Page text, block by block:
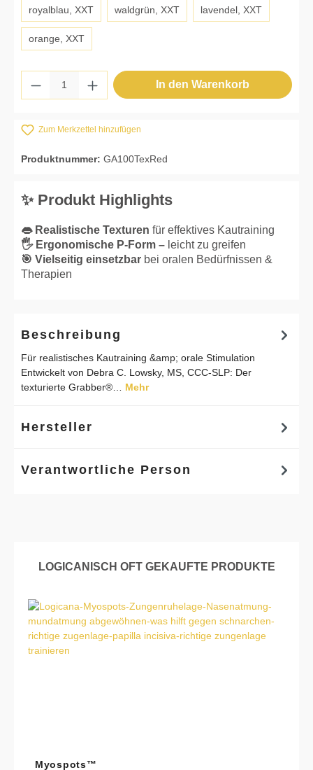
royalblau, XXT waldgrün, XXT lavendel, XXT
orange, XXT
Produkt Anzahl: Gib den gewünschten
In den Warenkorb
Zum Merkzettel hinzufügen
Produktnummer: GA100TexRed
✨ Produkt Highlights
👄 Realistische Texturen für effektives Kautraining
🖐 Ergonomische P-Form – leicht zu greifen
🎯 Vielseitig einsetzbar bei oralen Bedürfnissen &
Therapien
Beschreibung
Für realistisches Kautraining &amp; orale Stimulation
Entwickelt von Debra C. Lowsky, MS, CCC-SLP: Der
texturierte Grabber®… Mehr
Hersteller
Verantwortliche Person
Produktgalerie überspringen
LOGICANISCH OFT GEKAUFTE PRODUKTE
Myospots™